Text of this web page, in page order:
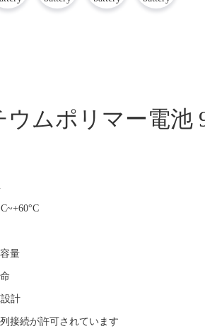
ウムポリマー電池
量
計
接続が許可されています